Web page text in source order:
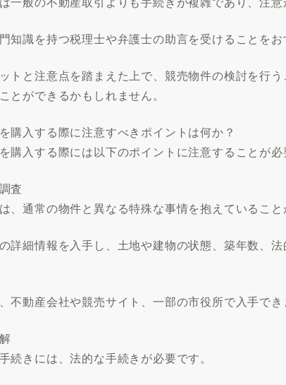
知識を持つ税理士や弁護士の助言を受けることをお
トと注意点を踏まえた上で、競売物件の検討を行
とができるかもしれません。
購入する際に注意すべきポイントは何か？
購入する際には以下のポイントに注意することが必
査
、通常の物件と異なる特殊な事情を抱えていること
詳細情報を入手し、土地や建物の状態、築年数、
不動産会社や競売サイト、一部の市役所で入手でき
続きには、法的な手続きが必要です。